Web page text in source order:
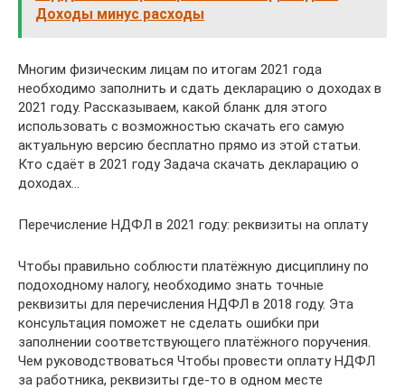
Доходы минус расходы
Многим физическим лицам по итогам 2021 года
необходимо заполнить и сдать декларацию о доходах в
2021 году. Рассказываем, какой бланк для этого
использовать с возможностью скачать его самую
актуальную версию бесплатно прямо из этой статьи.
Кто сдаёт в 2021 году Задача скачать декларацию о
доходах…
Перечисление НДФЛ в 2021 году: реквизиты на оплату
Чтобы правильно соблюсти платёжную дисциплину по
подоходному налогу, необходимо знать точные
реквизиты для перечисления НДФЛ в 2018 году. Эта
консультация поможет не сделать ошибки при
заполнении соответствующего платёжного поручения.
Чем руководствоваться Чтобы провести оплату НДФЛ
за работника, реквизиты где-то в одном месте